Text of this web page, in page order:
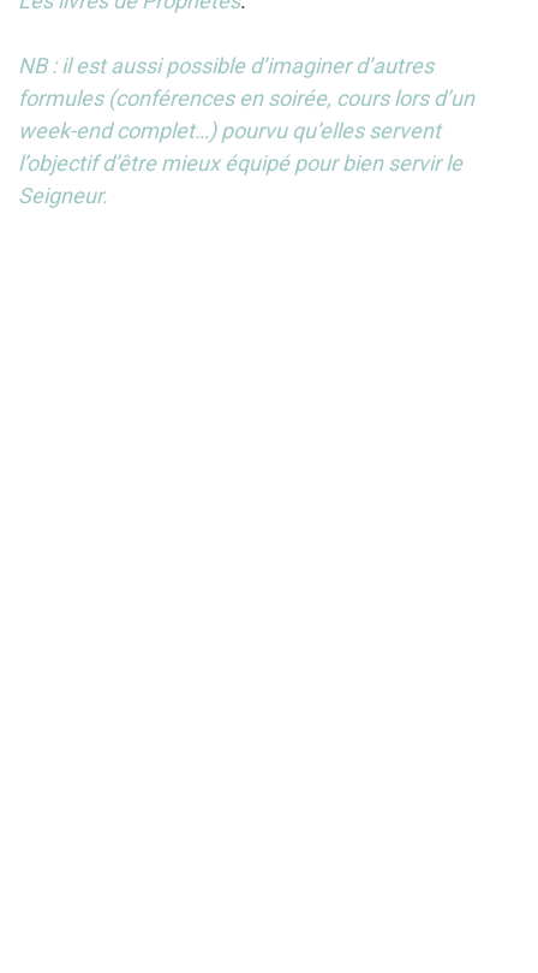
NB : il est aussi possible d’imaginer d’autres
formules (conférences en soirée, cours lors d’un
week-end complet…) pourvu qu’elles servent
l’objectif d’être mieux équipé pour bien servir le
Seigneur.